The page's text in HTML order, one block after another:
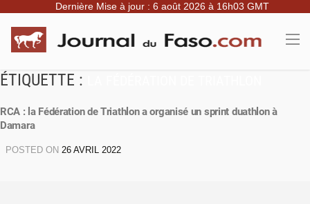
Dernière Mise à jour : 6 août 2026 à 16h03 GMT
ÉTIQUETTE :
RCA : la Fédération de Triathlon a organisé un sprint duathlon à
Damara
POSTED ON 26 AVRIL 2022